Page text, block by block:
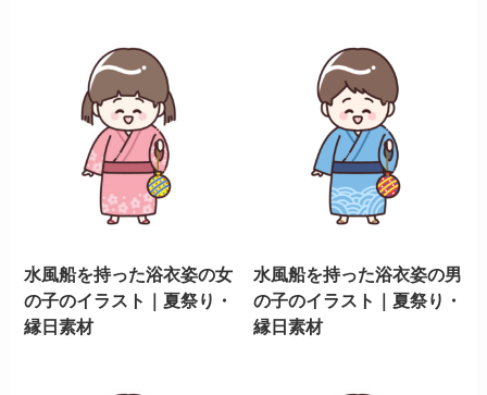
水風船を持った浴衣姿の女
の子のイラスト｜夏祭り・
縁日素材
水風船を持った浴衣姿の男
の子のイラスト｜夏祭り・
縁日素材